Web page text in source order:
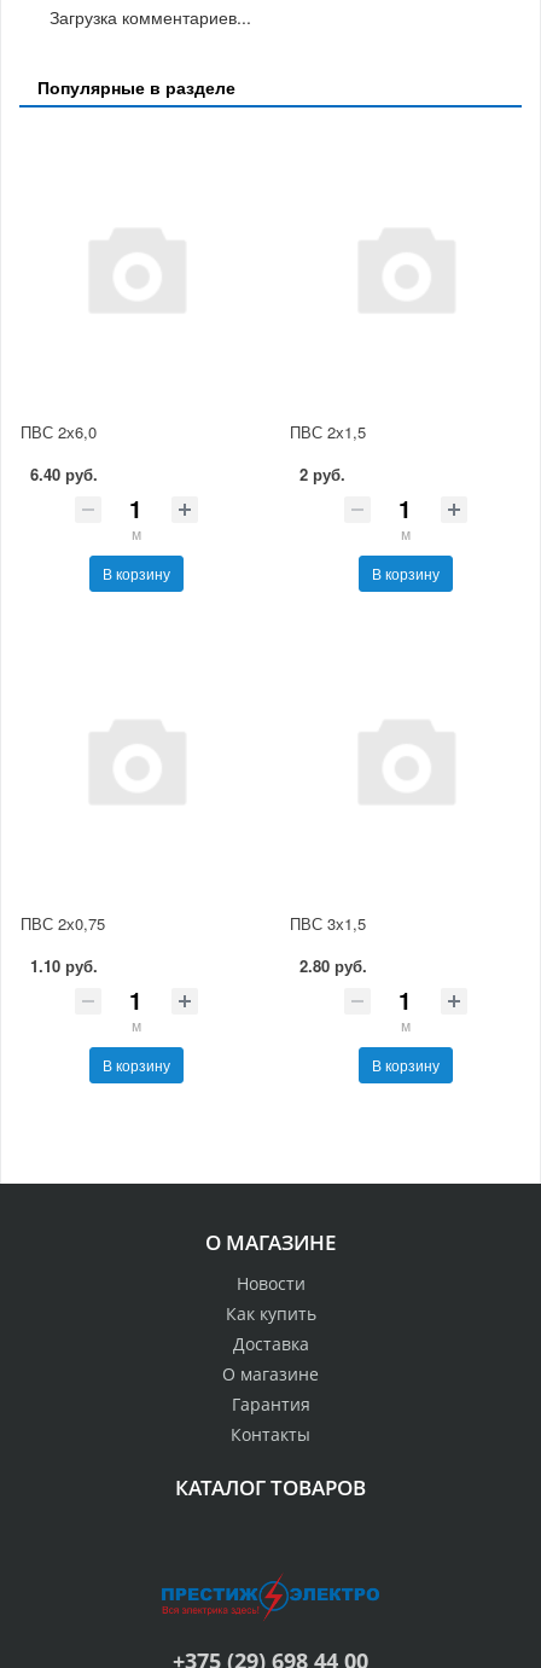
Загрузка комментариев...
Популярные в разделе
ПВС 2х6,0
6.40 руб.
м
В корзину
ПВС 2х1,5
2 руб.
м
В корзину
ПВС 2х0,75
1.10 руб.
м
В корзину
ПВС 3х1,5
2.80 руб.
м
В корзину
О МАГАЗИНЕ
Новости
Как купить
Доставка
О магазине
Гарантия
Контакты
КАТАЛОГ ТОВАРОВ
+375 (29) 698 44 00